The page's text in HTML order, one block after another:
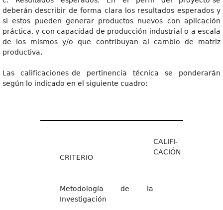
deberán describir de forma clara los resultados esperados y
si estos pueden generar productos nuevos con aplicación
práctica, y con capacidad de producción industrial o a escala
de los mismos y/o que contribuyan al cambio de matriz
productiva.
Las calificaciones de pertinencia técnica se ponderarán
según lo indicado en el siguiente cuadro:
CRITERIO
CALIFI-
CACIÓN
Metodología de la
Investigación